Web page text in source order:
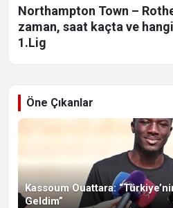
Northampton Town –
zaman, saat kaçta ve
1.Lig
Öne Çıkanlar
Kassoum Ouattara:
Geldim”